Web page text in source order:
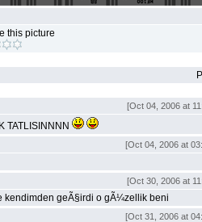
this picture
[Oct 04, 2006 at
TATLISINNNN
[Oct 04, 2006 at
[Oct 30, 2006 at
geÃ§irdi o gÃ¼zellik beni
[Oct 31, 2006 at